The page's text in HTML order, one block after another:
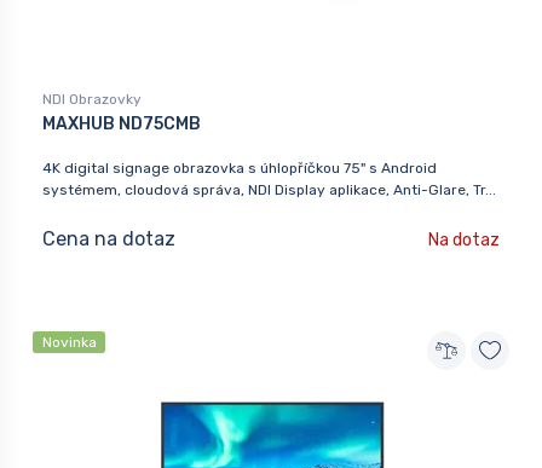
NDI Obrazovky
MAXHUB ND75CMB
4K digital signage obrazovka s úhlopříčkou 75" s Android
systémem, cloudová správa, NDI Display aplikace, Anti-Glare, Tr...
Cena na dotaz Na dotaz
Novinka